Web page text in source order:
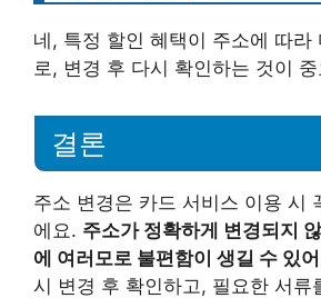
네, 특정 할인 혜택이 주소에 따라
로, 변경 후 다시 확인하는 것이
결론
주소 변경은 카드 서비스 이용 시
에요. 주소가 정확하게 변경되지
에 여러모로 불편함이 생길 수 있
시 변경 후 확인하고, 필요한 서류